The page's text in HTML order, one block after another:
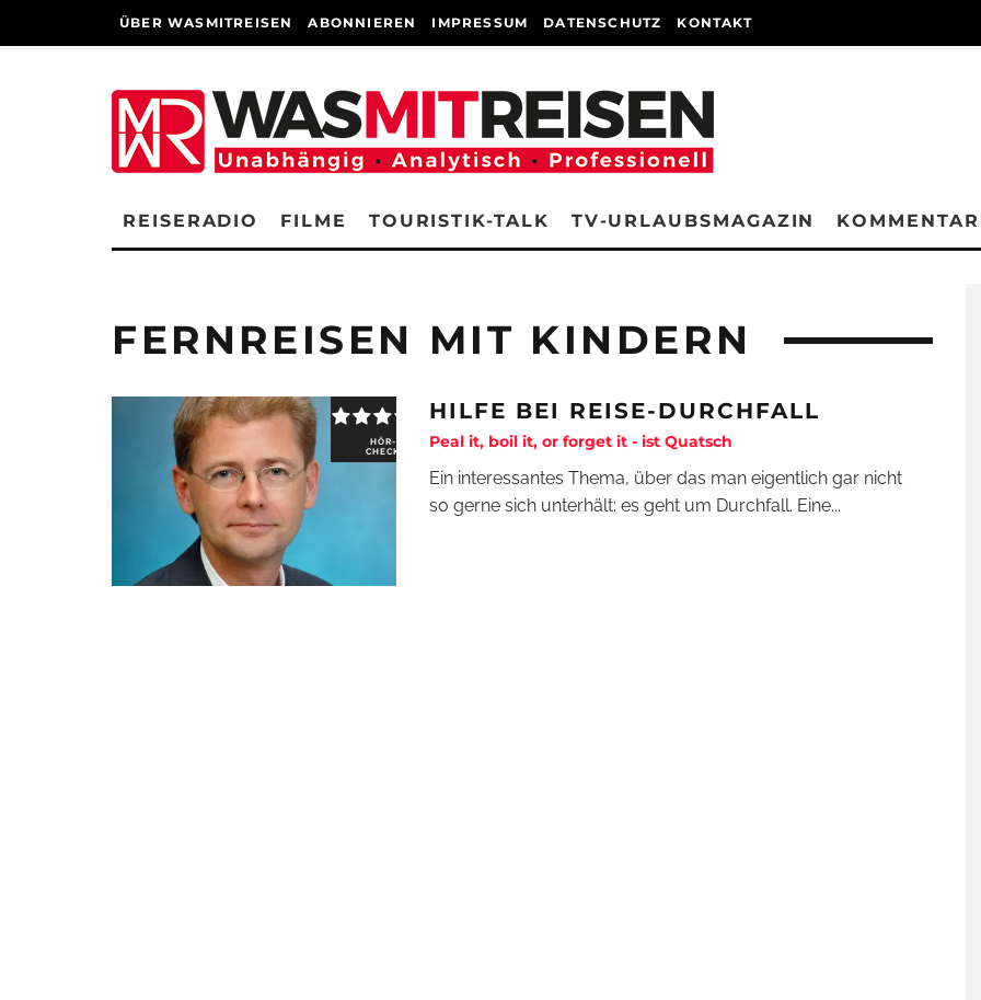
ÜBER WASMITREISEN ABONNIEREN IMPRESSUM DATENSCHUTZ KONTAKT
REISERADIO FILME TOURISTIK-TALK TV-URLAUBSMAGAZIN
FERNREISEN MIT KINDERN
HÖR-
CHECK
HILFE BEI REISE-DURCHFALL
Peal it, boil it, or forget it - ist Quatsch
Ein interessantes Thema, über das man eigentlich gar nicht
so gerne sich unterhält: es geht um Durchfall. Eine...